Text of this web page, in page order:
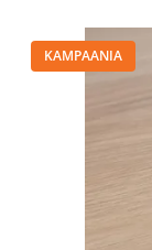
KAMPAANIA